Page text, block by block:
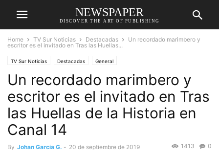
NEWSPAPER
DISCOVER THE ART OF PUBLISHING
Home TV Sur Noticias Destacadas
Un recordado marimbero y
escritor es el invitado en Tras las Huellas...
TV Sur Noticias Destacadas General
Un recordado marimbero y
escritor es el invitado en Tras
las Huellas de la Historia en
Canal 14
By Johan Garcia G. - 20 de septiembre de 2019 0
1413